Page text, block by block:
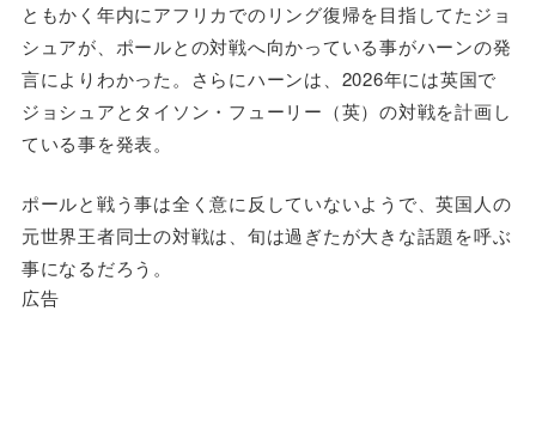
ともかく年内にアフリカでのリング復帰を目指してたジョ
シュアが、ポールとの対戦へ向かっている事がハーンの発
言によりわかった。さらにハーンは、2026年には英国で
ジョシュアとタイソン・フューリー（英）の対戦を計画し
ている事を発表。
ポールと戦う事は全く意に反していないようで、英国人の
元世界王者同士の対戦は、旬は過ぎたが大きな話題を呼ぶ
事になるだろう。
広告